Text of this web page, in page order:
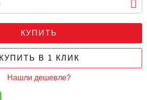
КУПИТЬ
КУПИТЬ В 1 КЛИК
Нашли дешевле?